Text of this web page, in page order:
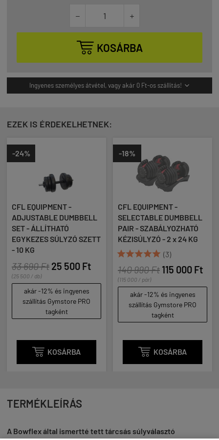
 
 KOSÁRBA
Ingyenes személyes átvétel, vagy akár 0 Ft-os szállítás! 
EZEK IS ÉRDEKELHETNEK:
-24%
CFL EQUIPMENT -
ADJUSTABLE DUMBBELL
SET - ÁLLÍTHATÓ
EGYKEZES SÚLYZÓ SZETT
- 10 KG
33 690 Ft 25 500 Ft
(25 500 / db)
akár -12% és ingyenes
szállítás Gymstore PRO
tagként
 KOSÁRBA
-18%
CFL EQUIPMENT -
SELECTABLE DUMBBELL
PAIR - SZABÁLYOZHATÓ
KÉZISÚLYZÓ - 2 x 24 KG
 (3)
140 990 Ft 115 000 Ft
(115 000 / pár)
akár -12% és ingyenes
szállítás Gymstore PRO
tagként
 KOSÁRBA
TERMÉKLEÍRÁS
A Bowflex által ismertté tett tárcsás súlyválasztó